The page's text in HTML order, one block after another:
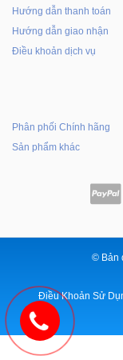
Hướng dẫn thanh toán
Hướng dẫn giao nhận
Điều khoản dịch vụ
Phân phối Chính hãng
Sản phẩm khác
© Bản
Điều Khoản Sử